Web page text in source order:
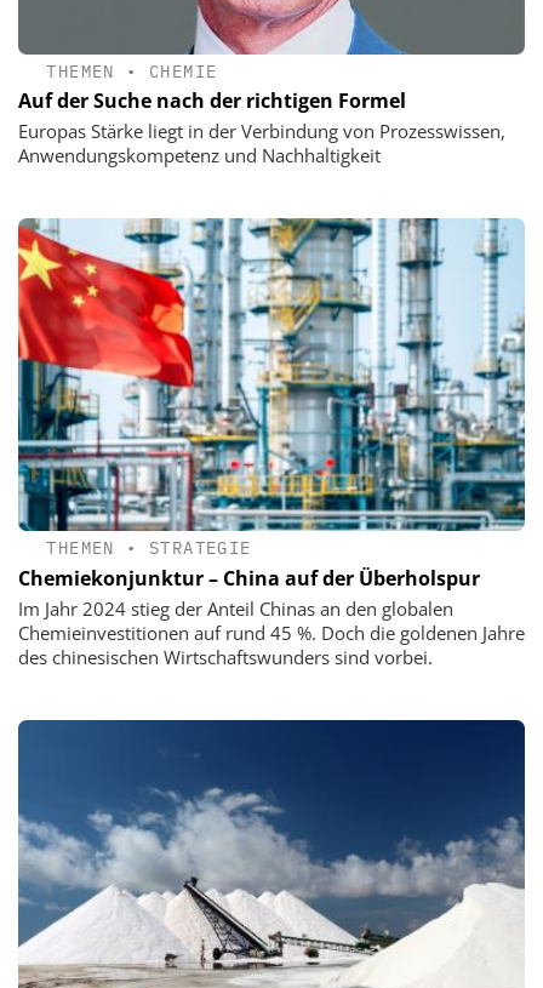
THEMEN • CHEMIE
Auf der Suche nach der richtigen Formel
Europas Stärke liegt in der Verbindung von Prozesswissen,
Anwendungskompetenz und Nachhaltigkeit
THEMEN • STRATEGIE
Chemiekonjunktur – China auf der Überholspur
Im Jahr 2024 stieg der Anteil Chinas an den globalen
Chemieinvestitionen auf rund 45 %. Doch die goldenen Jahre
des chinesischen Wirtschaftswunders sind vorbei.